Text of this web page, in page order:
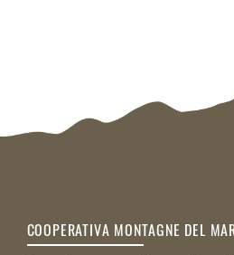
COOPERATIVA MONTAGNE DEL